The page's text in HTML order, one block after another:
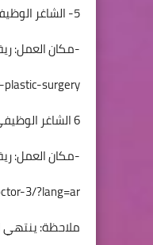
5- الشاغر الوظيفي: طبيبـ/ـة أخصائيـ/ـة جراحة تجميلية
-مكان العمل:
surgery
6 الشاغر الوظيفي: طبيبـ/ة أخصائيـ/ة داخلية
-مكان العمل:
3/?lang=ar
ملاحظة: ينتهي